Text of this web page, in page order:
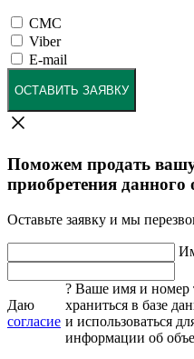
СМС
Viber
E-mail
ОСТАВИТЬ ЗАЯВКУ
Поможем продать
приобретения данного
Оставьте заявку и мы
Даю
согласие
? Ваше имя и номер
храниться в базе
и использоваться
информации об